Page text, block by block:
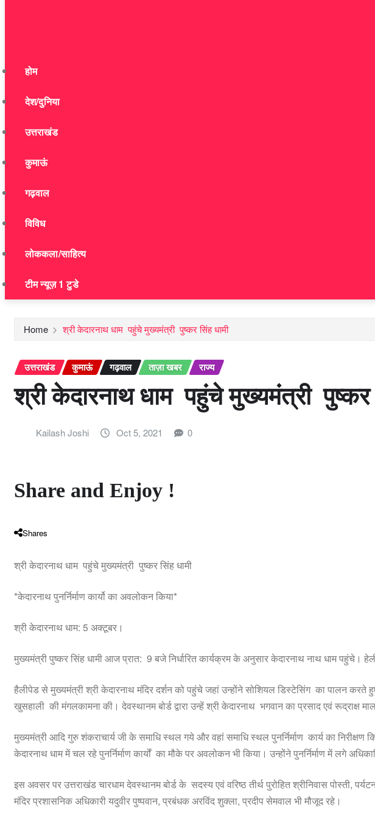
होम
देश/दुनिया
उत्तराखंड
कुमाऊं
गढ़वाल
विविध
लोककला/साहित्य
टीम न्यूज़ 1 टुडे
Home श्री केदारनाथ धाम पहुंचे मुख्यमंत्री पुष्कर सिंह धामी
उत्तराखंड कुमाऊं गढ़वाल ताज़ा खबर राज्य
श्री केदारनाथ धाम पहुंचे मुख्यमंत्री पुष्कर
Kailash Joshi Oct 5, 2021 0
Share and Enjoy !
Shares
श्री केदारनाथ धाम पहुंचे मुख्यमंत्री पुष्कर सिंह धामी
*केदारनाथ पुनर्निर्माण कार्यो का अवलोकन किया*
श्री केदारनाथ धाम: 5 अक्टूबर।
मुख्यमंत्री पुष्कर सिंह धामी आज प्रात: 9 बजे निर्धारित कार्यक्रम के अनुसार केदारनाथ नाथ धाम पहुंचे।
हैलीपेड से मुख्यमंत्री श्री केदारनाथ मंदिर दर्शन को पहुंचे जहां उन्होंने सोशियल डिस्टेसिंग का पालन
खुसहाली की मंगलकामना की। देवस्थानम बोर्ड द्वारा उन्हें श्री केदारनाथ भगवान का प्रसाद एवं रूद्राक्ष
मुख्यमंत्री आदि गुरु शंकराचार्य जी के समाधि स्थल गये और वहां समाधि स्थल पुनर्निर्माण कार्य का
केदारनाथ धाम में चल रहे पुनर्निर्माण कार्यों का मौके पर अवलोकन भी किया। उन्होंने पुनर्निर्माण में लगे
इस अवसर पर उत्तराखंड चारधाम देवस्थानम बोर्ड के सदस्य एवं वरिष्ठ तीर्थ पुरोहित श्रीनिवास पोस्ती,
मंदिर प्रशासनिक अधिकारी यदुवीर पुष्पवान, प्रबंधक अरविंद शुक्ला, प्रदीप सेमवाल भी मौजूद रहे।